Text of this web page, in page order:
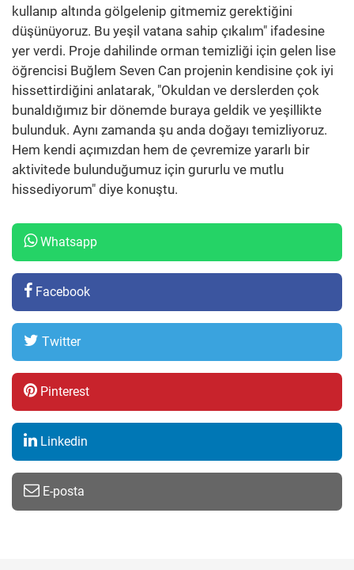
kullanıp altında gölgelenip gitmemiz gerektiğini
düşünüyoruz. Bu yeşil vatana sahip çıkalım" ifadesine
yer verdi. Proje dahilinde orman temizliği için gelen lise
öğrencisi Buğlem Seven Can projenin kendisine çok iyi
hissettirdiğini anlatarak, "Okuldan ve derslerden çok
bunaldığımız bir dönemde buraya geldik ve yeşillikte
bulunduk. Aynı zamanda şu anda doğayı temizliyoruz.
Hem kendi açımızdan hem de çevremize yararlı bir
aktivitede bulunduğumuz için gururlu ve mutlu
hissediyorum" diye konuştu.
Whatsapp
Facebook
Twitter
Pinterest
Linkedin
E-posta